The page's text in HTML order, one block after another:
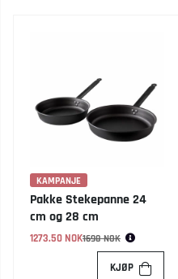
KAMPANJE
Pakke Stekepanne 24
cm og 28 cm
1273.50 NOK
Vanlig pris: 1698 NOK
KJØP